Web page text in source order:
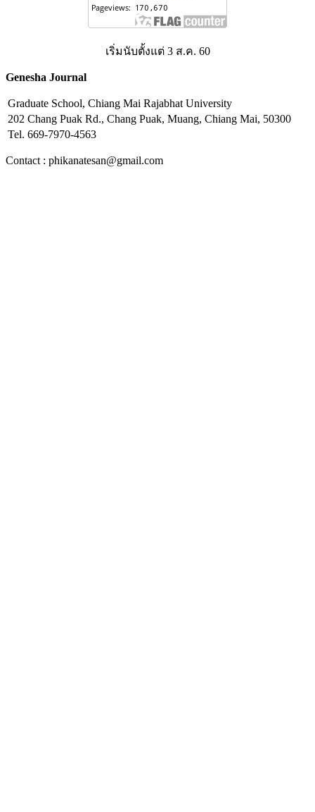
เริ่มนับตั้งแต่ 3 ส.ค. 60
Genesha Journal
Graduate School, Chiang Mai Rajabhat University
202 Chang Puak Rd., Chang Puak, Muang, Chiang Mai, 50300
Tel. 669-7970-4563
Contact : phikanatesan@gmail.com